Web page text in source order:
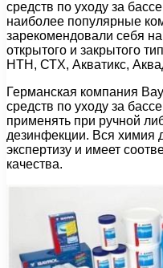
средств по уходу за
наиболее популярные
зарекомендовали себя
открытого и закрытого
HTH, СТХ, Акватикс,
Германская компания
средств по уходу за
применять при ручной
дезинфекции. Вся химия
экспертизу и имеет
качества.